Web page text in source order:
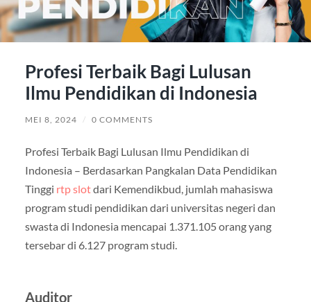
Profesi Terbaik Bagi Lulusan
Ilmu Pendidikan di Indonesia
MEI 8, 2024 / 0 COMMENTS
Profesi Terbaik Bagi Lulusan Ilmu Pendidikan di
Indonesia – Berdasarkan Pangkalan Data Pendidikan
Tinggi rtp slotdari Kemendikbud, jumlah mahasiswa
program studi pendidikan dari universitas negeri dan
swasta di Indonesia mencapai 1.371.105 orang yang
tersebar di 6.127 program studi.
Auditor